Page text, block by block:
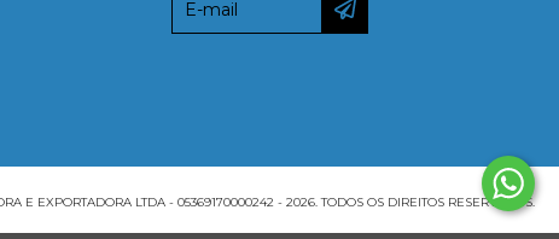
E EXPORTADORA LTDA - 05369170000242 - 2026. TODOS OS DIREITOS RESERVADOS.